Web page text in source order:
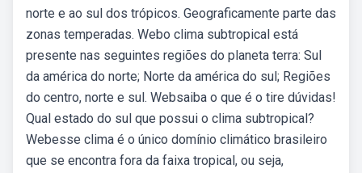
norte e ao sul dos trópicos. Geograficamente parte das
zonas temperadas. Webo clima subtropical está
presente nas seguintes regiões do planeta terra: Sul
da américa do norte; Norte da américa do sul; Regiões
do centro, norte e sul. Websaiba o que é o tire dúvidas!
Qual estado do sul que possui o clima subtropical?
Webesse clima é o único domínio climático brasileiro
que se encontra fora da faixa tropical, ou seja,